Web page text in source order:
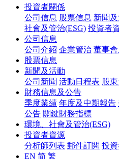
投資者關係
公司信息 股票信息 新聞
社會及管治(ESG) 投資者
公司信息
公司介紹 企業管治 董事會
股票信息
新聞及活動
公司新聞 活動日程表 股
財務信息及公告
季度業績 年度及中期報告
公告 關鍵財務指標
環境、社會及管治(ESG)
投資者資源
分析師列表 郵件訂閲 投
EN 简 繁